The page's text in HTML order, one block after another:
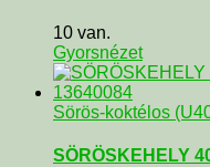
10 van.
Gyorsnézet
Sörös-koktélos
SÖRÖSKEHELY